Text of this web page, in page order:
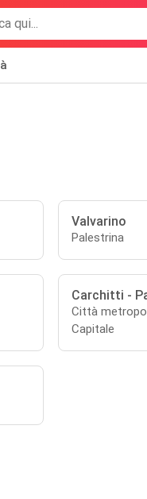
Valvarino
Palestrina
Carchitti -
Città
Capitale